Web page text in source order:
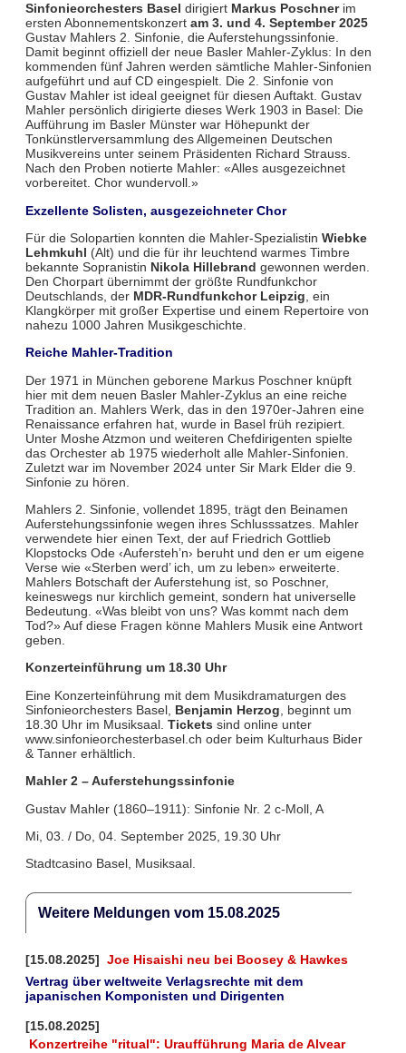
Sinfonieorchesters Basel dirigiert Markus Poschnerim
ersten Abonnementskonzert am 3. und 4. September 2025
Gustav Mahlers 2. Sinfonie, die Auferstehungssinfonie.
Damit beginnt offiziell der neue Basler Mahler-Zyklus: In den
kommenden fünf Jahren werden sämtliche Mahler-Sinfonien
aufgeführt und auf CD eingespielt. Die 2. Sinfonie von
Gustav Mahler ist ideal geeignet für diesen Auftakt. Gustav
Mahler persönlich dirigierte dieses Werk 1903 in Basel: Die
Aufführung im Basler Münster war Höhepunkt der
Tonkünstlerversammlung des Allgemeinen Deutschen
Musikvereins unter seinem Präsidenten Richard Strauss.
Nach den Proben notierte Mahler: «Alles ausgezeichnet
vorbereitet. Chor wundervoll.»
Exzellente Solisten, ausgezeichneter Chor
Für die Solopartien konnten die Mahler-Spezialistin Wiebke
Lehmkuhl (Alt) und die für ihr leuchtend warmes Timbre
bekannte Sopranistin Nikola Hillebrand gewonnen werden.
Den Chorpart übernimmt der größte Rundfunkchor
Deutschlands, der MDR-Rundfunkchor Leipzig , ein
Klangkörper mit großer Expertise und einem Repertoire von
nahezu 1000 Jahren Musikgeschichte.
Reiche Mahler-Tradition
Der 1971 in München geborene Markus Poschner knüpft
hier mit dem neuen Basler Mahler-Zyklus an eine reiche
Tradition an. Mahlers Werk, das in den 1970er-Jahren eine
Renaissance erfahren hat, wurde in Basel früh rezipiert.
Unter Moshe Atzmon und weiteren Chefdirigenten spielte
das Orchester ab 1975 wiederholt alle Mahler-Sinfonien.
Zuletzt war im November 2024 unter Sir Mark Elder die 9.
Sinfonie zu hören.
Mahlers 2. Sinfonie, vollendet 1895, trägt den Beinamen
Auferstehungssinfonie wegen ihres Schlusssatzes. Mahler
verwendete hier einen Text, der auf Friedrich Gottlieb
Klopstocks Ode ‹Aufersteh’n› beruht und den er um eigene
Verse wie «Sterben werd’ ich, um zu leben» erweiterte.
Mahlers Botschaft der Auferstehung ist, so Poschner,
keineswegs nur kirchlich gemeint, sondern hat universelle
Bedeutung. «Was bleibt von uns? Was kommt nach dem
Tod?» Auf diese Fragen könne Mahlers Musik eine Antwort
geben.
Konzerteinführung um 18.30 Uhr
Eine Konzerteinführung mit dem Musikdramaturgen des
Sinfonieorchesters Basel, Benjamin Herzog , beginnt um
18.30 Uhr im Musiksaal. Tickets sind online unter
www.sinfonieorchesterbasel.ch oder beim Kulturhaus Bider
& Tanner erhältlich.
Mahler 2 – Auferstehungssinfonie
Gustav Mahler (1860–1911): Sinfonie Nr. 2 c-Moll, A
Mi, 03. / Do, 04. September 2025, 19.30 Uhr
Stadtcasino Basel, Musiksaal.
Weitere Meldungen vom 15.08.2025
[15.08.2025] Joe Hisaishi neu bei Boosey & Hawkes
Vertrag über weltweite Verlagsrechte mit dem
japanischen Komponisten und Dirigenten
[15.08.2025]
Konzertreihe "ritual": Uraufführung Maria de Alvear